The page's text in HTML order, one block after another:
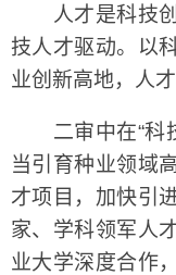
人才是科技创
技人才驱动。以
业创新高地，人才
二审中在“科技
当引育种业领域
才项目，加快引
家、学科领军人
业大学深度合作